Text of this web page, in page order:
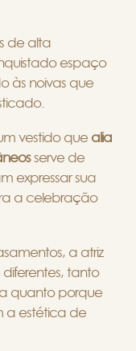
de alta
espaço
às noivas que
vestido que alia
serve de
expressar sua
a celebração
a atriz
tanto
quanto porque
a estética de